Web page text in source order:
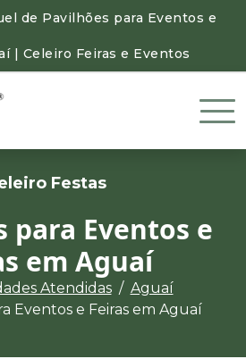
de Pavilhões para Eventos e
| Celeiro Feiras e Eventos
Festas
para Eventos e
em Aguaí
Atendidas
Aguaí
Eventos e Feiras em Aguaí